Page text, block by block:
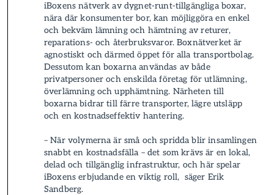
iBoxens nätverk av dygnet-runt-tillgängliga boxar,
nära där konsumenter bor, kan möjliggöra en enkel
och bekväm lämning och hämtning av returer,
reparations- och återbruksvaror. Boxnätverket är
agnostiskt och därmed öppet för alla transportbolag.
Dessutom kan boxarna användas av både
privatpersoner och enskilda företag för utlämning,
överlämning och upphämtning. Närheten till
boxarna bidrar till färre transporter, lägre utsläpp
och en kostnadseffektiv hantering.
– När volymerna är små och spridda blir insamlingen
snabbt en kostnadsfälla – det som krävs är en lokal,
delad och tillgänglig infrastruktur, och här spelar
iBoxens erbjudande en viktig roll, säger Erik
Sandberg.